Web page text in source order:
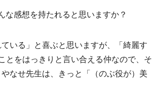
感想を持たれると思いますか？
いる」と喜ぶと思いますが、「綺麗す
とをはっきりと言い合える仲なので、そ
なせ先生は、きっと「（のぶ役が）美